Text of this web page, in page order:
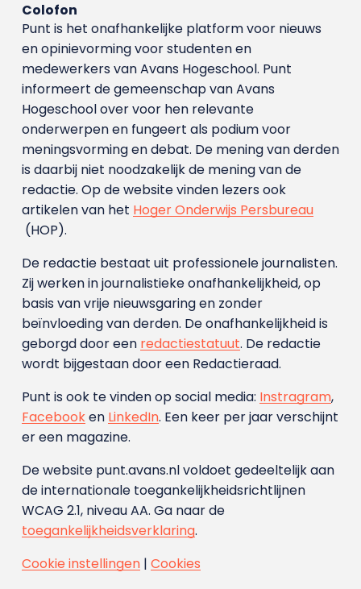
Colofon
Punt is het onafhankelijke platform voor nieuws
en opinievorming voor studenten en
medewerkers van Avans Hoge­school. Punt
informeert de gemeenschap van Avans
Hogeschool over voor hen relevante
onderwerpen en fungeert als podium voor
meningsvorming en debat. De mening van derden
is daarbij niet noodzakelijk de mening van de
redactie. Op de website vinden lezers ook
artikelen van het Hoger Onderwijs Persbureau
(HOP).
De redactie bestaat uit professionele journalisten.
Zij werken in journalistieke onafhankelijkheid, op
basis van vrije nieuwsgaring en zonder
beïnvloeding van derden. De onafhankelijkheid is
geborgd door een redactiestatuut. De redactie
wordt bijgestaan door een Redactieraad.
Punt is ook te vinden op social media: Instragram,
Facebooken LinkedIn. Een keer per jaar verschijnt
er een magazine.
De website punt.avans.nl voldoet gedeeltelijk aan
de internationale toegankelijkheidsrichtlijnen
WCAG 2.1, niveau AA. Ga naar de
toegankelijkheidsverklaring.
Cookie instellingen| Cookies